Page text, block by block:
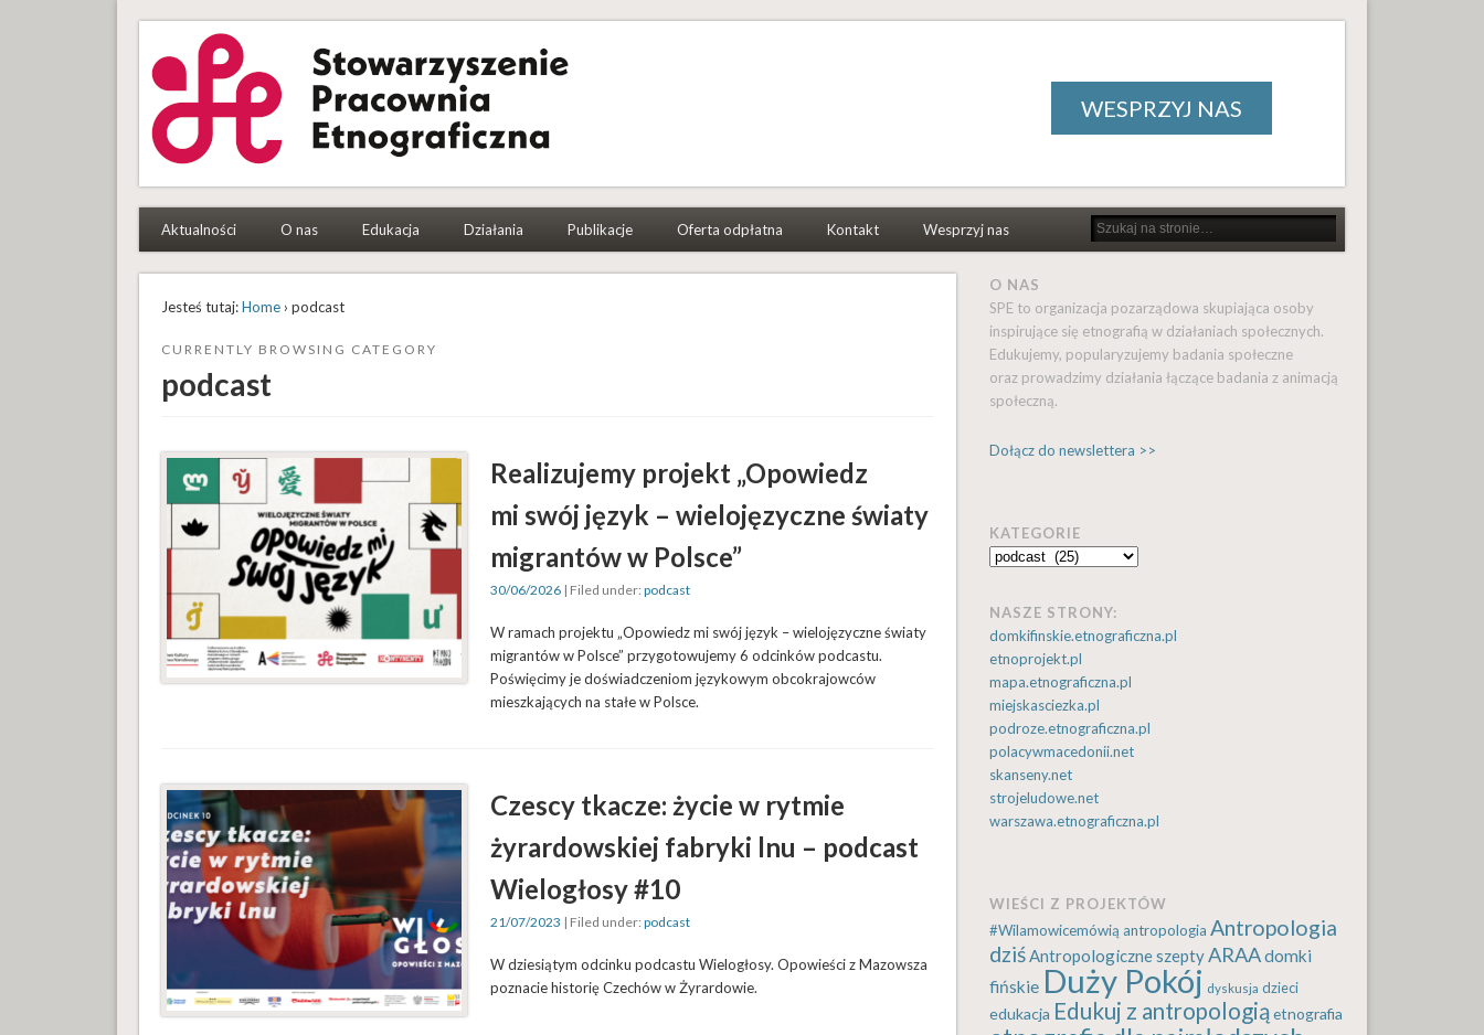
Stowarzyszenie Pracownia Etnograficzna
To etnografki i etnografowie, którym się chce
WESPRZYJ NAS
Aktualności O nas Edukacja Działania Publikacje Oferta odpłatna Kontakt Wesprzyj nas
Jesteś tutaj:Home› podcast
CURRENTLY BROWSING CATEGORY
podcast
Realizujemy projekt „Opowiedz
mi swój język – wielojęzyczne światy
migrantów w Polsce”
30/06/2026| Filed under: podcast
W ramach projektu „Opowiedz mi swój język – wielojęzyczne światy
migrantów w Polsce” przygotowujemy 6 odcinków podcastu.
Poświęcimy je doświadczeniom językowym obcokrajowców
mieszkających na stałe w Polsce.
Czescy tkacze: życie w rytmie
żyrardowskiej fabryki lnu – podcast
Wielogłosy #10
21/07/2023 | Filed under: podcast
W dziesiątym odcinku podcastu Wielogłosy. Opowieści z Mazowsza
poznacie historię Czechów w Żyrardowie.
O NAS
SPE to organizacja pozarządowa skupiająca osoby
inspirujące się etnografią w działaniach społecznych.
Edukujemy, popularyzujemy badania społeczne
oraz prowadzimy działania łączące badania z animacją
społeczną.
Dołącz do newslettera >>
KATEGORIE
Kategorie
NASZE STRONY:
domkifinskie.etnograficzna.pl
etnoprojekt.pl
mapa.etnograficzna.pl
miejskasciezka.pl
podroze.etnograficzna.pl
polacywmacedonii.net
skanseny.net
strojeludowe.net
warszawa.etnograficzna.pl
WIEŚCI Z PROJEKTÓW
#Wilamowicemówią antropologia Antropologia
dziśAntropologiczne szeptyARAAdomki
fińskie Duży Pokój dyskusja dzieci
edukacja Edukuj z antropologiąetnografia